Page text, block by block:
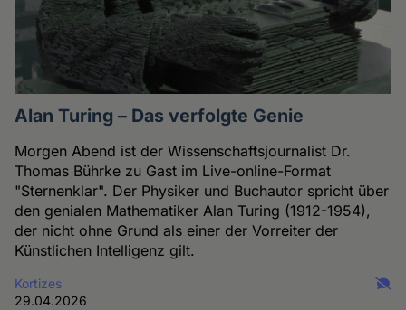
Alan Turing – Das verfolgte Genie
Morgen Abend ist der Wissenschaftsjournalist Dr.
Thomas Bührke zu Gast im Live-online-Format
"Sternenklar". Der Physiker und Buchautor spricht über
den genialen Mathematiker Alan Turing (1912-1954),
der nicht ohne Grund als einer der Vorreiter der
Künstlichen Intelligenz gilt.
Kortizes
29.04.2026